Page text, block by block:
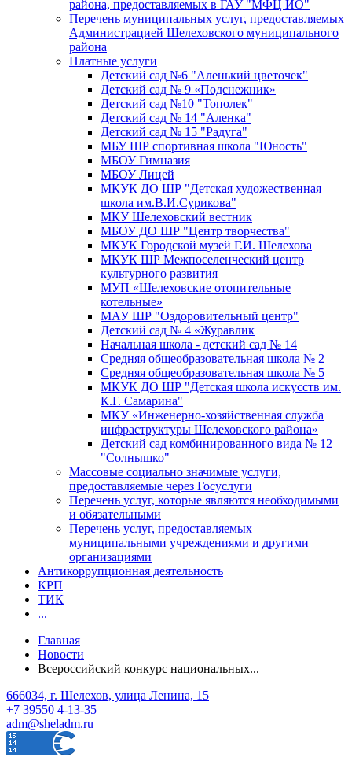
района, предоставляемых в ГАУ "МФЦ ИО"
Перечень муниципальных услуг, предоставляемых
Администрацией Шелеховского муниципального
района
Платные услуги
Детский сад №6 "Аленький цветочек"
Детский сад № 9 «Подснежник»
Детский сад №10 "Тополек"
Детский сад № 14 "Аленка"
Детский сад № 15 "Радуга"
МБУ ШР спортивная школа "Юность"
МБОУ Гимназия
МБОУ Лицей
МКУК ДО ШР "Детская художественная
школа им.В.И.Сурикова"
МКУ Шелеховский вестник
МБОУ ДО ШР "Центр творчества"
МКУК Городской музей Г.И. Шелехова
МКУК ШР Межпоселенческий центр
культурного развития
МУП «Шелеховские отопительные
котельные»
МАУ ШР "Оздоровительный центр"
Детский сад № 4 «Журавлик
Начальная школа - детский сад № 14
Средняя общеобразовательная школа № 2
Средняя общеобразовательная школа № 5
МКУК ДО ШР "Детская школа искусств им.
К.Г. Самарина"
МКУ «Инженерно-хозяйственная служба
инфраструктуры Шелеховского района»
Детский сад комбинированного вида № 12
"Солнышко"
Массовые социально значимые услуги,
предоставляемые через Госуслуги
Перечень услуг, которые являются необходимыми
и обязательными
Перечень услуг, предоставляемых
муниципальными учреждениями и другими
организациями
Антикоррупционная деятельность
КРП
ТИК
...
Главная
Новости
Всероссийский конкурс национальных...
666034, г. Шелехов, улица Ленина, 15
+7 39550 4-13-35
adm@sheladm.ru